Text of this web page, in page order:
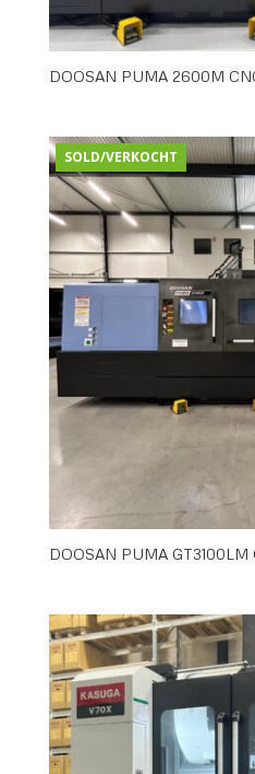
DOOSAN PUMA 2600M
SOLD/VERKOCHT
DOOSAN PUMA